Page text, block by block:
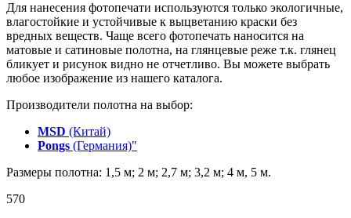
Для нанесения фотопечати используются только экологичные,
влагостойкие и устойчивые к выцветанию краски без
вредных веществ. Чаще всего фотопечать наносится на
матовые и сатиновые полотна, на глянцевые реже т.к. глянец
бликует и рисунок видно не отчетливо. Вы можете выбрать
любое изображение из нашего каталога.
Производители полотна на выбор:
MSD (Китай)
Pongs (Германия)"
Размеры полотна: 1,5 м; 2 м; 2,7 м; 3,2 м; 4 м, 5 м.
570